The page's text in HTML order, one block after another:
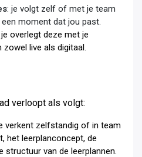
: je volgt zelf of met je team
moment dat jou past.
je overlegt deze met je
zowel live als digitaal.
verloopt als volgt:
verkent zelfstandig of in team
het leerplanconcept, de
structuur van de leerplannen.